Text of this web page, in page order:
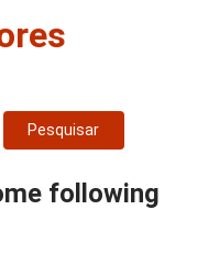
following